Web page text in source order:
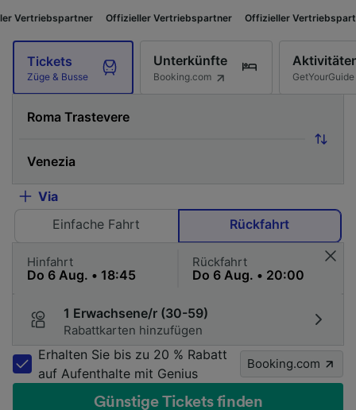
Offizieller Vertriebspartner Offizieller Vertriebspartner
Tickets
Züge & Busse
Unterkünfte
Booking.com GetYourGuide
Via
Einfache Fahrt
Rückfahrt
Hinfahrt Rückfahrt
1 Erwachsene/r (30-59)
Rabattkarten hinzufügen
Erhalten Sie bis zu 20 % Rabatt
auf Aufenthalte mit Genius
Booking.com
Günstige Tickets finden